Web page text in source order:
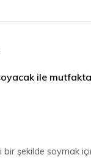
ile
şekilde soymak